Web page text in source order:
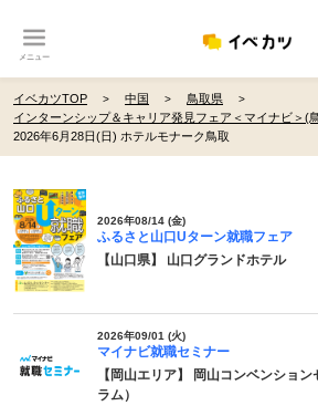
メニュー
イベカツTOP 中国
鳥取県
インターンシップ＆キャリア発見フェア＜マイナビ＞(
2026年6月28日(日) ホテルモナーク鳥取
2026年08/14 (金)
ふるさと山口Uターン就職フェア
【山口県】 山口グランドホテル
2026年09/01 (火)
マイナビ就職セミナー
【岡山エリア】 岡山コンベンショ
ラム）